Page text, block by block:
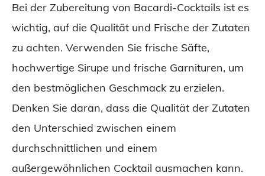
Bei der Zubereitung von Bacardi-Cocktails ist es
wichtig, auf die Qualität und Frische der Zutaten
zu achten. Verwenden Sie frische Säfte,
hochwertige Sirupe und frische Garnituren, um
den bestmöglichen Geschmack zu erzielen.
Denken Sie daran, dass die Qualität der Zutaten
den Unterschied zwischen einem
durchschnittlichen und einem
außergewöhnlichen Cocktail ausmachen kann.